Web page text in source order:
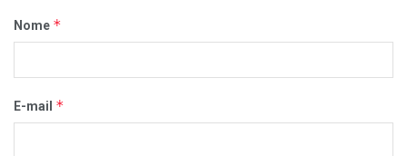
Nome *
E-mail *